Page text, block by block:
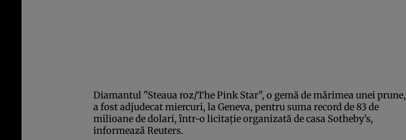
Diamantul "Steaua roz/The Pink Star", o gemă de mărimea unei prune,
a fost adjudecat miercuri, la Geneva, pentru suma record de 83 de
milioane de dolari, într-o licitaţie organizată de casa Sotheby's,
informează Reuters.